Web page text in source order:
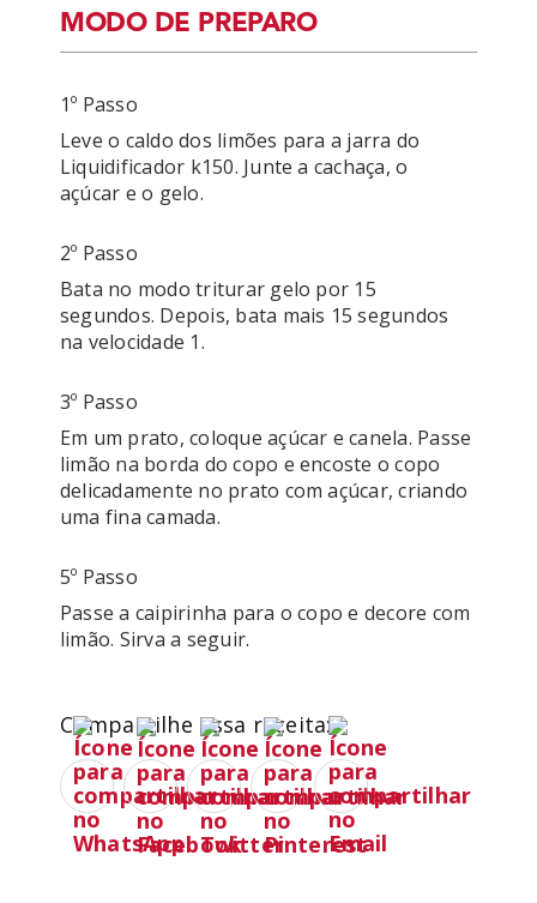
MODO DE PREPARO
1º Passo
Leve o caldo dos limões para a jarra do
Liquidificador k150. Junte a cachaça, o
açúcar e o gelo.
2º Passo
Bata no modo triturar gelo por 15
segundos. Depois, bata mais 15 segundos
na velocidade 1.
3º Passo
Em um prato, coloque açúcar e canela. Passe
limão na borda do copo e encoste o copo
delicadamente no prato com açúcar, criando
uma fina camada.
5º Passo
Passe a caipirinha para o copo e decore com
limão. Sirva a seguir.
Compartilhe essa receita: